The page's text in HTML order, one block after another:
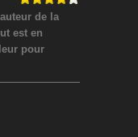
de la
est en
pour